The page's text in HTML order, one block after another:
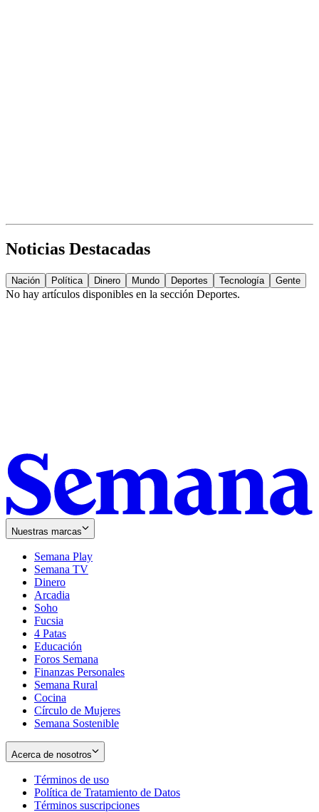
Noticias Destacadas
Nación Política Dinero Mundo Deportes Tecnología Gente
No hay artículos disponibles en la sección Deportes.
Nuestras marcas
Semana Play
Semana TV
Dinero
Arcadia
Soho
in
new
window
Fucsia
in
new
window
4 Patas
Educación
Foros Semana
Finanzas Personales
Semana Rural
Cocina
Círculo de Mujeres
Semana Sostenible
Acerca de nosotros
Términos de uso
in
new
Política de Tratamiento de Datos
Términos suscripciones